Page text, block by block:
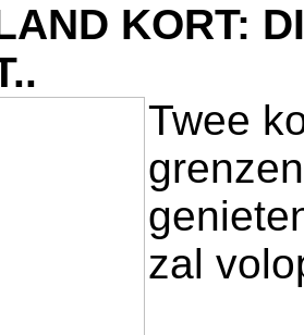
KORT:
Twee
zal